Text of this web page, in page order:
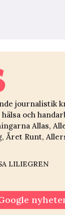
journalistik
och
Allas,
Året Runt,
LILIEGREN